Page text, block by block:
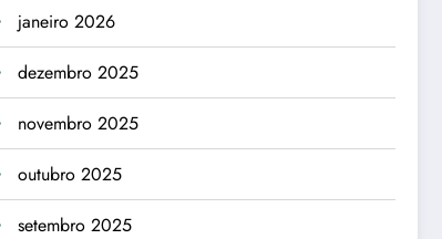
janeiro 2026
dezembro 2025
novembro 2025
outubro 2025
setembro 2025